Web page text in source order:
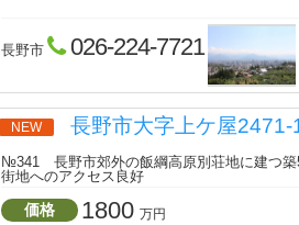
長野市 026-224-7721
NEW 長野市大字上ケ屋2471-
№341 長野市郊外の飯綱高原別荘地に建つ
街地へのアクセス良好
価格 1800 万円